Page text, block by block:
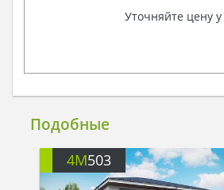
Уточняйте цену
Подобные
4M503